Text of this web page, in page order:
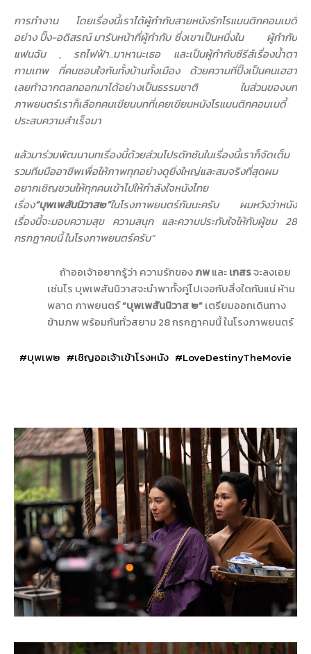
การทำงาน โดยเรื่องนี้เราได้ผู้กำกับสายหนังรักโรแมนติกคอมเมดี้
อย่าง ปิ๊ง-อดิสรณ์ มารับหน้าที่ผู้กำกับ ซึ่งเขาเป็นหนึ่งใน
ผู้กำกับ
แฟนฉัน , รถไฟฟ้า..มาหานะเธอ และเป็นผู้กำกับซีรีส์เรื่องน้ำตา
กามเทพ ที่คนชอบใจกันทั้งบ้านทั้งเมือง ด้วยความที่ปิ๊งเป็นคนเฮฮา
เลยทำฉากตลกออกมาได้อย่างเป็นธรรมชาติ ในส่วนของบท
ภาพยนตร์เราก็เลือกคนเขียนบทที่เคยเขียนหนังโรแมนติกคอมเมดี้
ประสบความสำเร็จมา
แล้วมาร่วมพัฒนาบทเรื่องนี้ด้วยส่วนโปรดักชันในเรื่องนี้เราก็จัดเต็ม
รวมทีมมืออาชีพเพื่อให้ภาพทุกอย่างดูยิ่งใหญ่และสมจริงที่สุดผม
อยากเชิญชวนให้ทุกคนเข้าไปให้กำลังใจหนังไทย
เรื่อง“บุพเพสันนิวาส๒”ในโรงภาพยนตร์กันนะครับ ผมหวังว่าหนัง
เรื่องนี้จะมอบความสุข ความสนุก และความประทับใจให้กับผู้ชม 28
กรกฎาคมนี้ ในโรงภาพยนตร์ครับ”
ถ้าออเจ้าอยากรู้ว่า ความรักของภพและเกสรจะลงเอย
เช่นไร บุพเพสันนิวาสจะนำพาทั้งคู่ไปเจอกับสิ่งใดกันแน่ ห้าม
พลาด ภาพยนตร์“บุพเพสันนิวาส ๒”เตรียมออกเดินทาง
ข้ามภพ พร้อมกันทั่วสยาม 28กรกฎาคมนี้ ในโรงภาพยนตร์
#บุพเพ๒ #เชิญออเจ้าเข้าโรงหนัง #LoveDestinyTheMovie